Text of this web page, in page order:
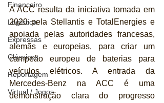
Financeiro
Logística
Expressas
Clássicos
Reportagem
Virtual / Jogos
A ACC resulta da iniciativa tomada em
2020 pela Stellantis e TotalEnergies e
apoiada pelas autoridades francesas,
alemãs e europeias, para criar um
campeão europeu de baterias para
veículos elétricos. A entrada da
Mercedes-Benz na ACC é uma
demonstração clara do progresso